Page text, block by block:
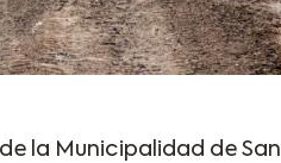
la Municipalidad de San